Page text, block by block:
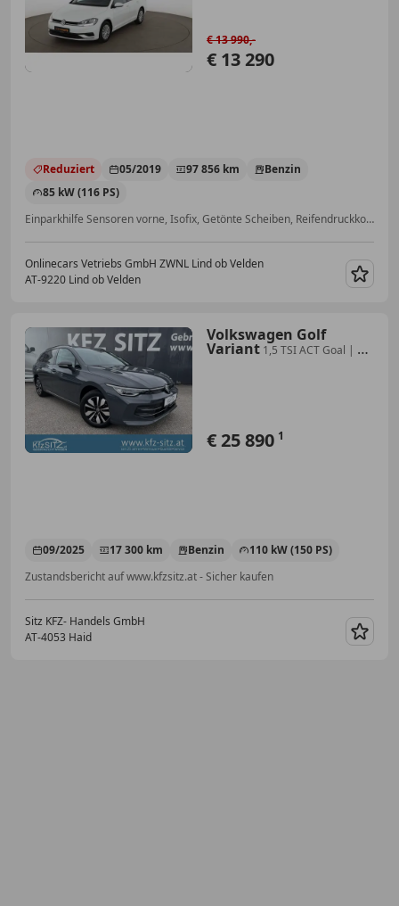
€ 13 290
€ 13 990,-
Reduziert 05/2019 97 856 km
Benzin
85 kW (116 PS)
Einparkhilfe Sensoren vorne, Isofix, Getönte Scheiben, Reifendruckkontrollsystem, Elektrische Fensterheber, Elektronische Parkbremse, Müdigkeitswarnsystem, Einparkhilfe Sensoren hinten
Onlinecars Vetriebs GmbH ZWNL Lind ob Velden
AT-9220 Lind ob Velden
Volkswagen Golf
Variant 1,5 TSI ACT Goal | NP:
€ 25 890 1
09/2025 17 300 km Benzin
110 kW (150 PS)
Zustandsbericht auf www.kfzsitz.at - Sicher kaufen
Sitz KFZ- Handels GmbH
AT-4053 Haid